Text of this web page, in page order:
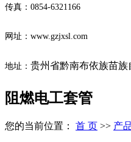
传真：0854-6321166
网址：www.gzjxsl.com
地址： 贵州省黔南布依族苗
阻燃电工套管
您的当前位置： 首 页 >> 产